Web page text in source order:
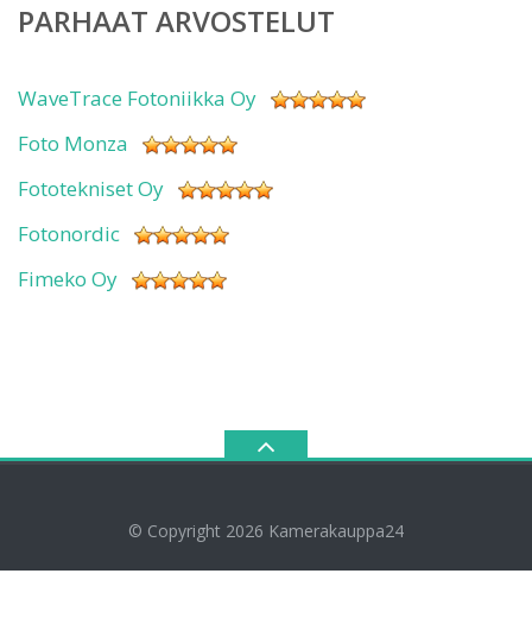
PARHAAT ARVOSTELUT
WaveTrace Fotoniikka Oy
Foto Monza
Fototekniset Oy
Fotonordic
Fimeko Oy
© Copyright 2026 Kamerakauppa24